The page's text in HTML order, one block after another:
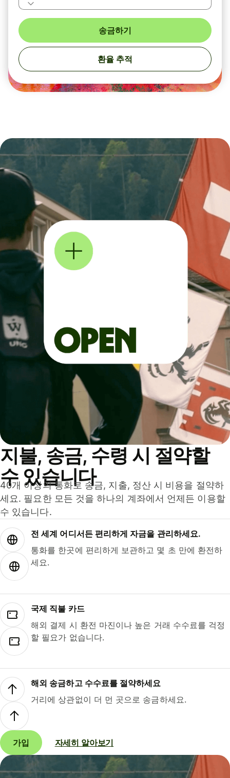
송금하기
환율 추적
지불, 송금, 수령 시 절약할
수 있습니다
40개 이상의 통화로 송금, 지출, 정산 시 비용을 절약하
세요. 필요한 모든 것을 하나의 계좌에서 언제든 이용할
수 있습니다.
전 세계 어디서든 편리하게 자금을 관리하세요.
통화를 한곳에 편리하게 보관하고 몇 초 만에 환전하
세요.
국제 직불 카드
해외 결제 시 환전 마진이나 높은 거래 수수료를 걱정
할 필요가 없습니다.
해외 송금하고 수수료를 절약하세요
거리에 상관없이 더 먼 곳으로 송금하세요.
가입 자세히 알아보기